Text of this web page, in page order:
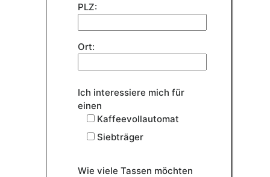
PLZ:
Ort:
Ich interessiere mich für
einen
Kaffeevollautomat
Siebträger
Wie viele Tassen möchten